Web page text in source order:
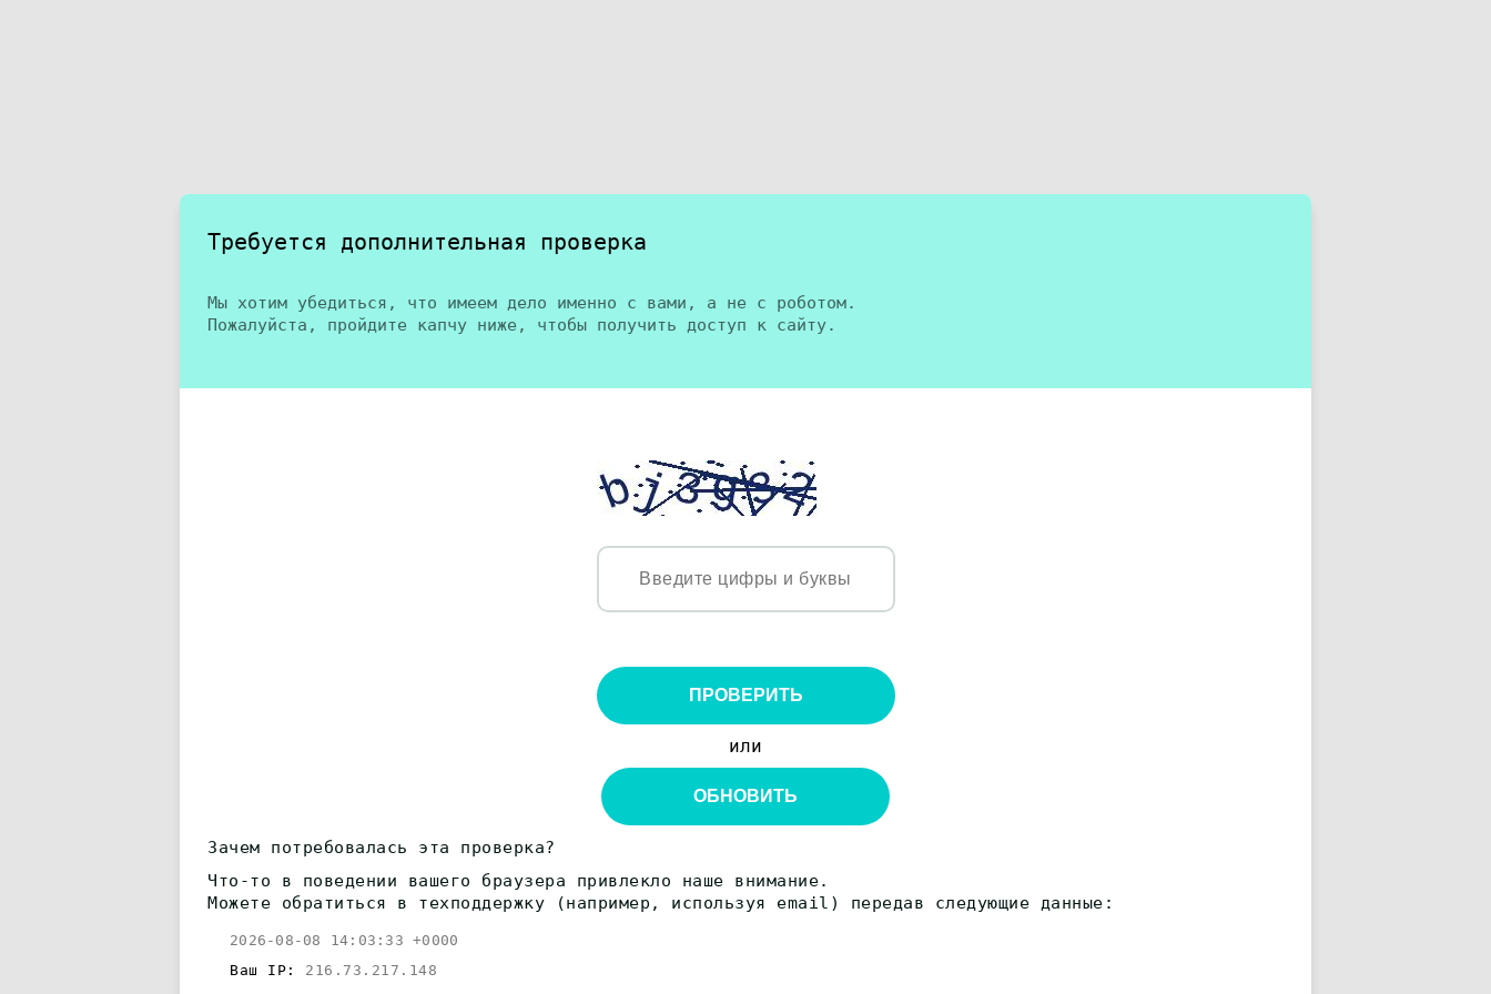
Требуется дополнительная проверка
Мы хотим убедиться, что имеем дело именно с вами, а не с роботом.
Пожалуйста, пройдите капчу ниже, чтобы получить доступ к сайту.
ПРОВЕРИТЬ
или
ОБНОВИТЬ
Зачем потребовалась эта проверка?
Что-то в поведении вашего браузера привлекло наше внимание.
Можете обратиться в техподдержку (например, используя email) передав следующие данные:
2026-08-08 14:03:33 +0000
Ваш IP: 216.73.217.148